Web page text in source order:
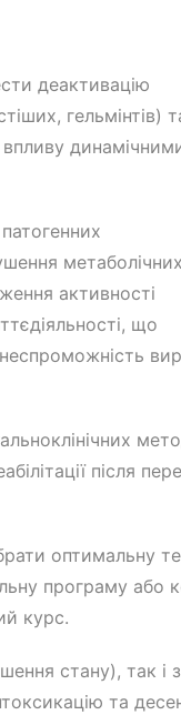
деактивацію
гельмінтів)
впливу
метаболічних
активності
що
після
оптимальну
програму
курс.
стану), так і
та